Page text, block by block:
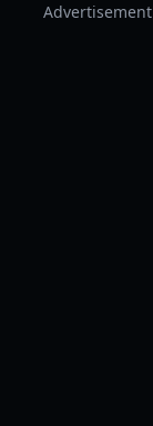
Advertisement